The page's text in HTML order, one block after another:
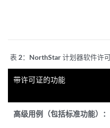
表 2： NorthStar 计划器软件许
带许可证的功能
高级用例（包括标准功能）